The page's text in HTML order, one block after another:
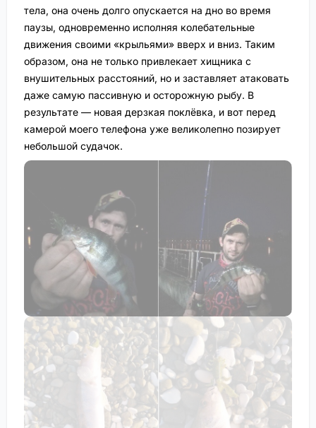
тела, она очень долго опускается на дно во время
паузы, одновременно исполняя колебательные
движения своими «крыльями» вверх и вниз. Таким
образом, она не только привлекает хищника с
внушительных расстояний, но и заставляет атаковать
даже самую пассивную и осторожную рыбу. В
результате — новая дерзкая поклёвка, и вот перед
камерой моего телефона уже великолепно позирует
небольшой судачок.